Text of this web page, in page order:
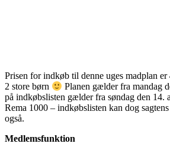
Prisen for indkøb til denne uges madplan er
2 store børn
Planen gælder fra mandag
på indkøbslisten gælder fra søndag den 14.
Rema 1000 – indkøbslisten kan dog
også.
Medlemsfunktion